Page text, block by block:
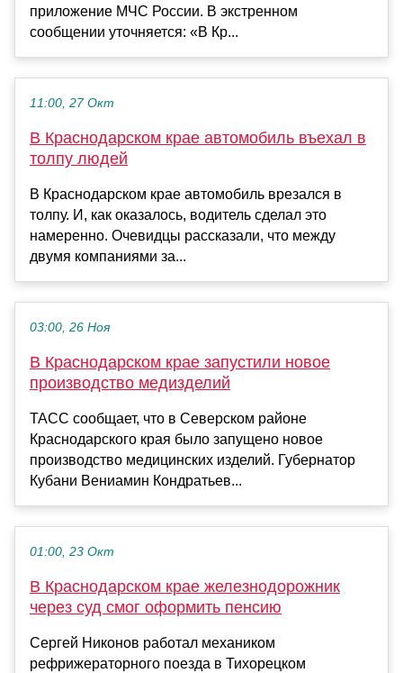
приложение МЧС России. В экстренном
сообщении уточняется: «В Кр...
11:00, 27 Окт
В Краснодарском крае автомобиль въехал в
толпу людей
В Краснодарском крае автомобиль врезался в
толпу. И, как оказалось, водитель сделал это
намеренно. Очевидцы рассказали, что между
двумя компаниями за...
03:00, 26 Ноя
В Краснодарском крае запустили новое
производство медизделий
ТАСС сообщает, что в Северском районе
Краснодарского края было запущено новое
производство медицинских изделий. Губернатор
Кубани Вениамин Кондратьев...
01:00, 23 Окт
В Краснодарском крае железнодорожник
через суд смог оформить пенсию
Сергей Никонов работал механиком
рефрижераторного поезда в Тихорецком